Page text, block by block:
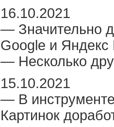
16.10.2021
— Значительно
Google и Яндекс
— Несколько
15.10.2021
— В
Картинок